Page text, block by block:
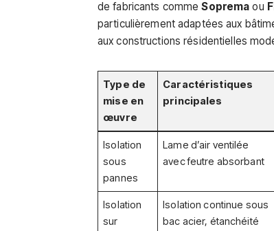
de fabricants commeSoprema ou
particulièrement adaptées aux
aux constructions résidentielles
Type de
mise en
œuvre
Caractéristiques
principales
Isolation
sous
pannes
Lame d’air ventilée
avec feutre absorbant
Isolation
sur
Isolation continue sous
bac acier, étanchéité